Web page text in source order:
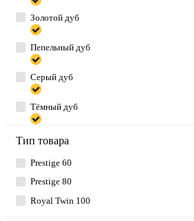
Золотой дуб
Пепельный дуб
Серый дуб
Тёмный дуб
Тип товара
Prestige 60
Prestige 80
Royal Twin 100